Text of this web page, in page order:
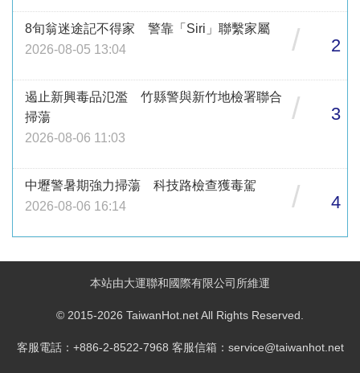
8旬翁迷途記不得家 警靠「Siri」聯繫家屬
2026-08-05 13:04
/ 2
遏止新興毒品氾濫 竹縣警與新竹地檢署聯合
掃蕩
2026-08-06 11:03
/ 3
中壢警暑期強力掃蕩 科技路檢查獲毒駕
2026-08-06 16:14
/ 4
本站由大運聯和國際有限公司所維運
© 2015-2026 TaiwanHot.net All Rights Reserved.
客服電話：+886-2-8522-7968 客服信箱：service@taiwanhot.net